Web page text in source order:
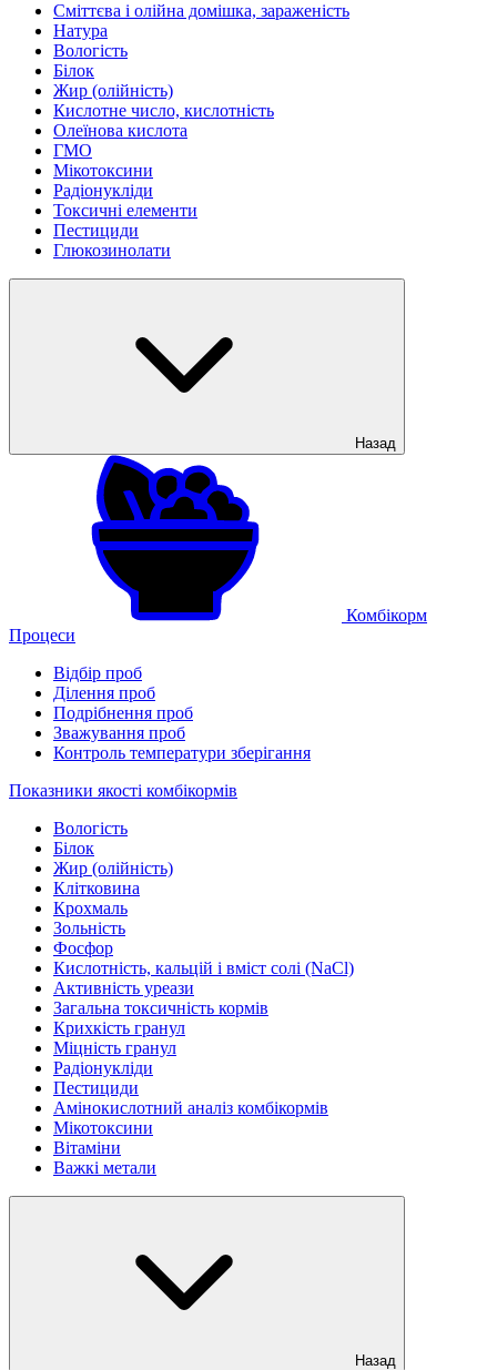
Сміттєва і олійна домішка, зараженість
Натура
Вологість
Білок
Жир (олійність)
Кислотне число, кислотність
Олеїнова кислота
ГМО
Мікотоксини
Радіонукліди
Токсичні елементи
Пестициди
Глюкозинолати
Назад
Комбікорм
Процеси
Відбір проб
Ділення проб
Подрібнення проб
Зважування проб
Контроль температури зберігання
Показники якості комбікормів
Вологість
Білок
Жир (олійність)
Клітковина
Крохмаль
Зольність
Фосфор
Кислотність, кальцій і вміст солі (NaCl)
Активність уреази
Загальна токсичність кормів
Крихкість гранул
Міцність гранул
Радіонукліди
Пестициди
Амінокислотний аналіз комбікормів
Мікотоксини
Вітаміни
Важкі метали
Назад